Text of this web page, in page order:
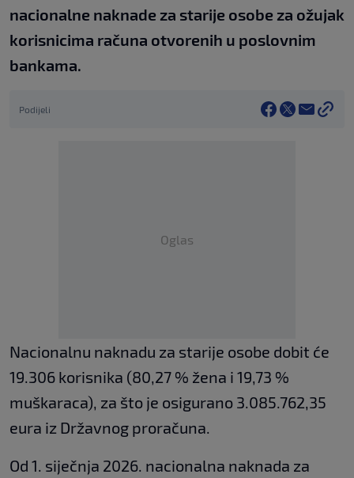
nacionalne naknade za starije osobe za ožujak
korisnicima računa otvorenih u poslovnim
bankama.
Podijeli
Oglas
Nacionalnu naknadu za starije osobe dobit će
19.306 korisnika (80,27 % žena i 19,73 %
muškaraca), za što je osigurano 3.085.762,35
eura iz Državnog proračuna.
Od 1. siječnja 2026. nacionalna naknada za